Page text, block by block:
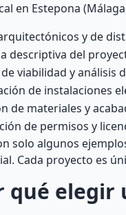
en Estepona
y de
descriptiva del
viabilidad y análisis
de instalaciones
de materiales y
de permisos y
solo algunos
Cada proyecto es
qué elegir